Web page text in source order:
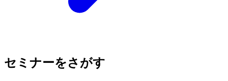
セミナーをさがす